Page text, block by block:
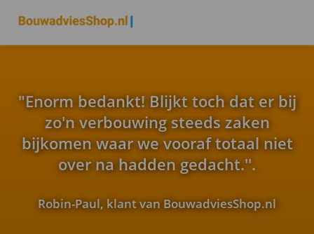
"Enorm bedankt! Blijkt toch dat er bij
zo'n verbouwing steeds zaken
bijkomen waar we vooraf totaal niet
over na hadden gedacht.''.
Robin-Paul, klant van BouwadviesShop.nl